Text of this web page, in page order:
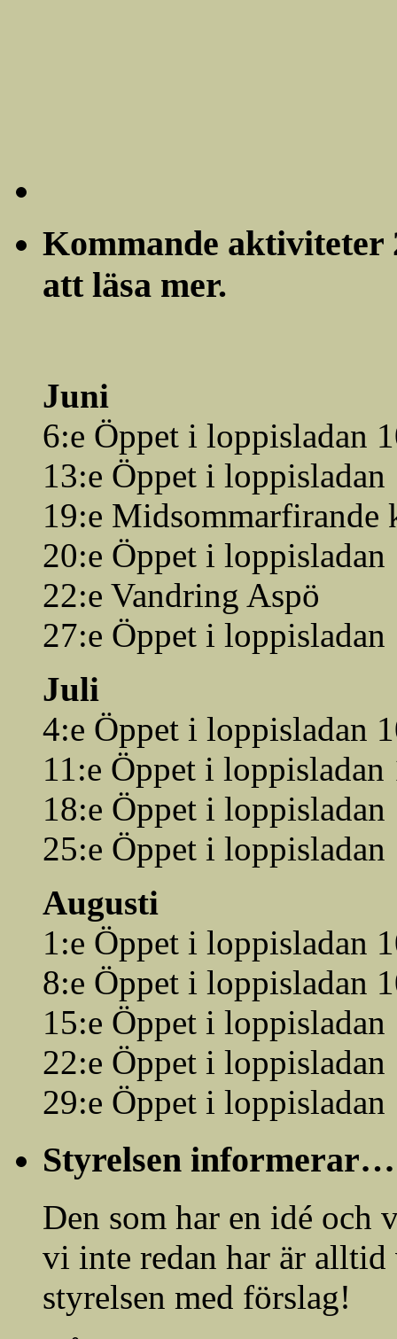
Kommande aktiviteter
att läsa mer.
Juni
6:e Öppet i loppisladan
13:e Öppet i
19:e Midsommarfirande
20:e Öppet i
22:e Vandring Aspö
27:e Öppet i
Juli
4:e Öppet i loppisladan
11:e Öppet i
18:e Öppet i
25:e Öppet i
Augusti
1:e Öppet i loppisladan
8:e Öppet i loppisladan
15:e Öppet i
22:e Öppet i
29:e Öppet i
Styrelsen informerar…
Den som har en idé och
vi inte redan har är
styrelsen med förslag!